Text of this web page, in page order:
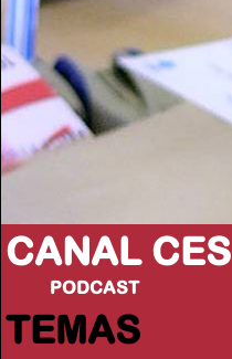
CANAL CES
PODCAST
TEMAS